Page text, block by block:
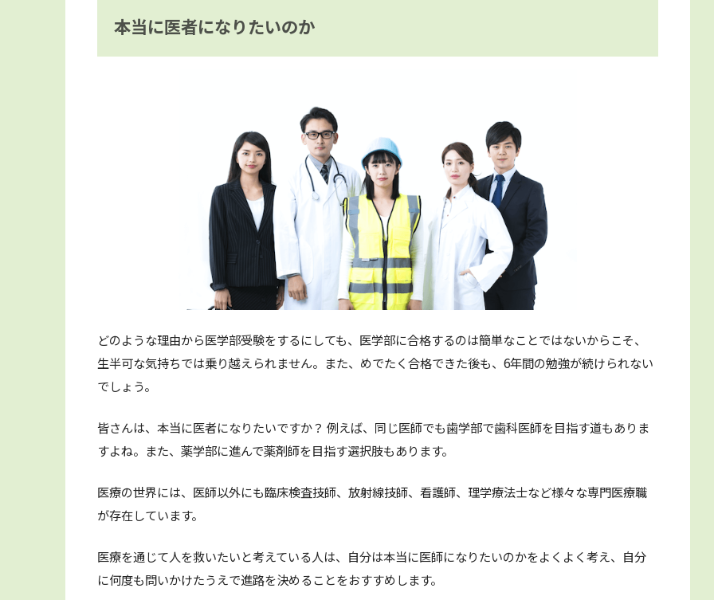
本当に医者になりたいのか
どのような理由から医学部受験をするにしても、医学部に合格するのは簡単なことではないからこそ、
生半可な気持ちでは乗り越えられません。また、めでたく合格できた後も、6年間の勉強が続けられない
でしょう。
皆さんは、本当に医者になりたいですか？ 例えば、同じ医師でも歯学部で歯科医師を目指す道もありま
すよね。また、薬学部に進んで薬剤師を目指す選択肢もあります。
医療の世界には、医師以外にも臨床検査技師、放射線技師、看護師、理学療法士など様々な専門医療職
が存在しています。
医療を通じて人を救いたいと考えている人は、自分は本当に医師になりたいのかをよくよく考え、自分
に何度も問いかけたうえで進路を決めることをおすすめします。